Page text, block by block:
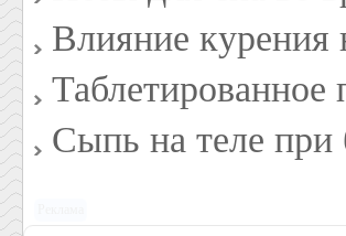
Влияние курения
Таблетированное
Сыпь на теле